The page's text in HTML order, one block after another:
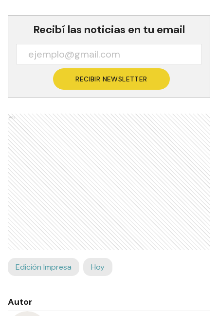
Recibí las noticias en tu email
RECIBIR NEWSLETTER
Ads
Edición Impresa Hoy
Autor